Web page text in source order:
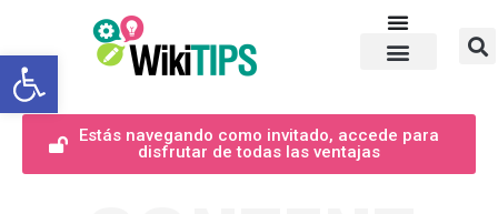
Abrir barra de herramientas
Estás navegando como invitado, accede para
disfrutar de todas las ventajas